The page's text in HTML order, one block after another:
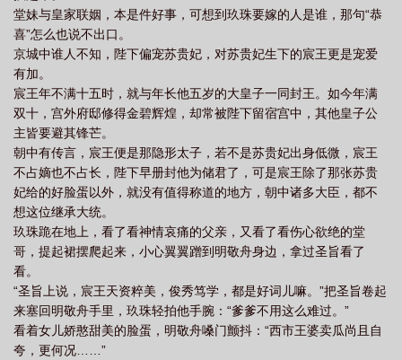
txt笔趣阁 皇城有宝珠短剧
宝珠txt全本 月下蝶影皇城有宝珠 皇城有宝珠txt百度 皇城有宝珠全文TXT
书包网
堂妹与皇家联姻，本是件好事，可想到玖珠要嫁的人是谁，那句“恭
喜”怎么也说不出口。
京城中谁人不知，陛下偏宠苏贵妃，对苏贵妃生下的宸王更是宠爱
有加。
宸王年不满十五时，就与年长他五岁的大皇子一同封王。如今年满
双十，宫外府邸修得金碧辉煌，却常被陛下留宿宫中，其他皇子公
主皆要避其锋芒。
朝中有传言，宸王便是那隐形太子，若不是苏贵妃出身低微，宸王
不占嫡也不占长，陛下早册封他为储君了，可是宸王除了那张苏贵
妃给的好脸蛋以外，就没有值得称道的地方，朝中诸多大臣，都不
想这位继承大统。
玖珠跪在地上，看了看神情哀痛的父亲，又看了看伤心欲绝的堂
哥，提起裙摆爬起来，小心翼翼蹭到明敬舟身边，拿过圣旨看了
看。
“圣旨上说，宸王天资粹美，俊秀笃学，都是好词儿嘛。”把圣旨卷起
来塞回明敬舟手里，玖珠轻拍他手腕：“爹爹不用这么难过。”
看着女儿娇憨甜美的脸蛋，明敬舟嗓门颤抖：“西市王婆卖瓜尚且自
夸，更何况……”